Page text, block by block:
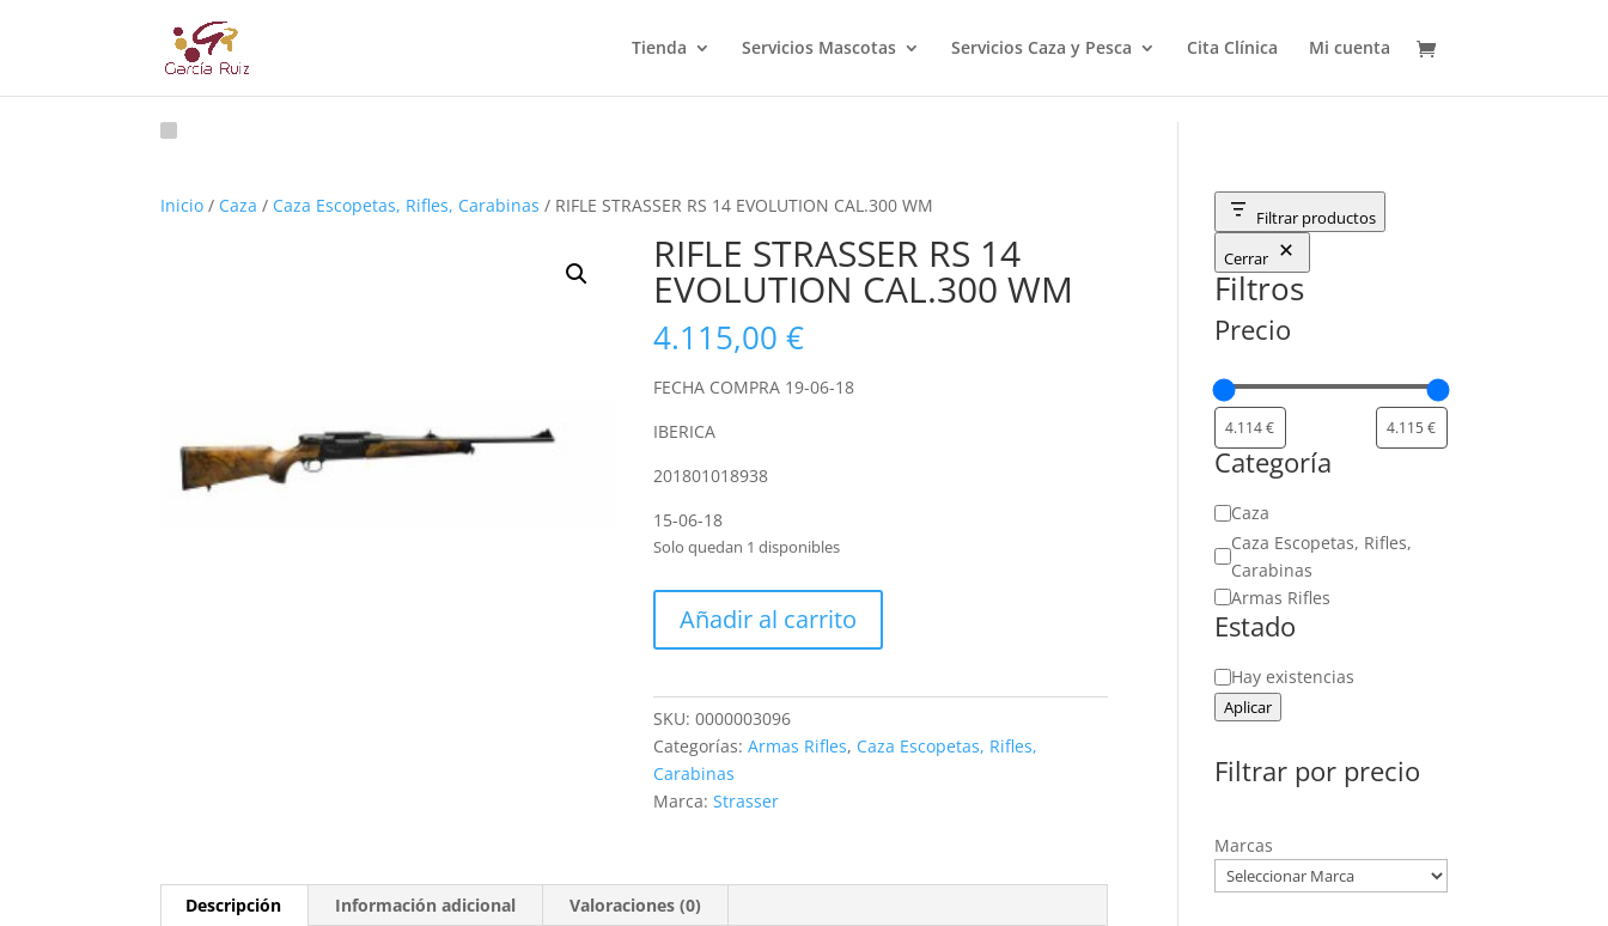
Tienda Servicios Mascotas Servicios Caza y Pesca Cita Clínica Mi cuenta
Inicio / Caza / Caza Escopetas, Rifles, Carabinas / RIFLE STRASSER RS 14 EVOLUTION CAL.300 WM
RIFLE STRASSER RS 14
EVOLUTION CAL.300 WM
4.115,00€
FECHA COMPRA 19-06-18
IBERICA
201801018938
15-06-18
Solo quedan 1 disponibles
STRASSER
RS
EVOLUTION
CAL.300
WM
cantidad
Añadir al carrito
SKU:0000003096
Categorías:Armas Rifles, Caza Escopetas, Rifles,
Carabinas
Marca:Strasser
Descripción Información adicional Valoraciones (0)
Filtrar productos
Cerrar
Filtros
Precio
Categoría
Categoría
Caza
Caza Escopetas, Rifles,
Carabinas
Armas Rifles
Estado
Estado
Hay existencias
Aplicar
Filtrar por precio
Marcas